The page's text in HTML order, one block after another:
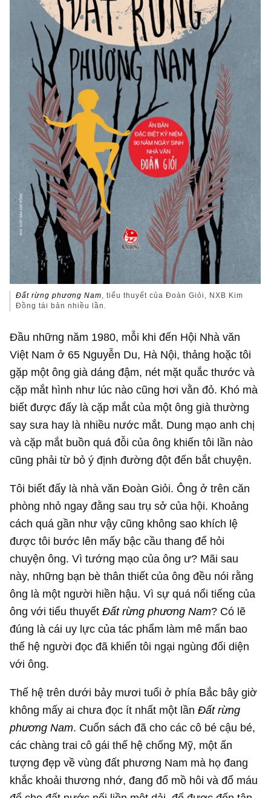
Đất rừng phương Nam
, tiểu thuyết của Đoàn Giỏi, NXB Kim
Đồng tái bản nhiều lần.
Đầu những năm 1980, mỗi khi đến Hội Nhà văn
Việt Nam ở 65 Nguyễn Du, Hà Nội, thảng hoặc tôi
gặp một ông già dáng đậm, nét mặt quắc thước và
cặp mắt hình như lúc nào cũng hơi vằn đỏ. Khó mà
biết được đấy là cặp mắt của một ông già thường
say sưa hay là nhiều nước mắt. Dung mạo anh chị
và cặp mắt buồn quá đỗi của ông khiến tôi lần nào
cũng phải từ bỏ ý định đường đột đến bắt chuyện.
Tôi biết đấy là nhà văn Đoàn Giỏi. Ông ở trên căn
phòng nhỏ ngay đằng sau trụ sở của hội. Khoảng
cách quá gần như vậy cũng không sao khích lệ
được tôi bước lên mấy bậc cầu thang để hỏi
chuyện ông. Vì tướng mạo của ông ư? Mãi sau
này, những bạn bè thân thiết của ông đều nói rằng
ông là một người hiền hậu. Vì sự quá nổi tiếng của
ông với tiểu thuyếtĐất rừng phương Nam? Có lẽ
đúng là cái uy lực của tác phẩm làm mê mẩn bao
thế hệ người đọc đã khiến tôi ngại ngùng đối diện
với ông.
Thế hệ trên dưới bảy mươi tuổi ở phía Bắc bây giờ
không mấy ai chưa đọc ít nhất một lầnĐất rừng
phương Nam. Cuốn sách đã cho các cô bé cậu bé,
các chàng trai cô gái thế hệ chống Mỹ, một ấn
tượng đẹp về vùng đất phương Nam mà họ đang
khắc khoải thương nhớ, đang đổ mồ hôi và đổ máu